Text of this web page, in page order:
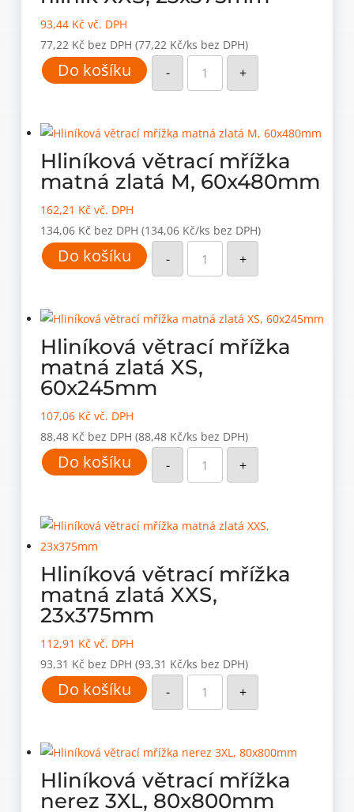
93,44 Kč vč. DPH
77,22 Kč bez DPH (77,22 Kč/ks bez DPH)
Do košíku -
Hliníková
větrací
mřížka
hliník
množství
+
Hliníková větrací mřížka
matná zlatá M, 60x480mm
162,21 Kč vč. DPH
134,06 Kč bez DPH (134,06 Kč/ks bez DPH)
Do košíku -
Hliníková
větrací
mřížka
matná
60x480mm
množství
+
Hliníková větrací mřížka
matná zlatá XS,
60x245mm
107,06 Kč vč. DPH
88,48 Kč bez DPH (88,48 Kč/ks bez DPH)
Do košíku -
Hliníková
větrací
mřížka
matná
60x245mm
množství
+
Hliníková větrací mřížka
matná zlatá XXS,
23x375mm
112,91 Kč vč. DPH
93,31 Kč bez DPH (93,31 Kč/ks bez DPH)
Do košíku -
Hliníková
větrací
mřížka
matná
množství
+
Hliníková větrací mřížka
nerez 3XL, 80x800mm